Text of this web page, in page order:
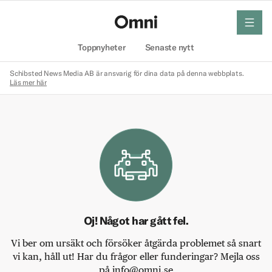
Toppnyheter Senaste nytt
meny
Schibsted News Media AB är ansvarig för dina data på denna webbplats.
Läs mer här
Oj! Något har gått fel.
Vi ber om ursäkt och försöker åtgärda problemet så snart
vi kan, håll ut! Har du frågor eller funderingar? Mejla oss